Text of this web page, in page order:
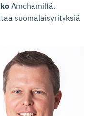
Amchamiltä.
suomalaisyrityksiä